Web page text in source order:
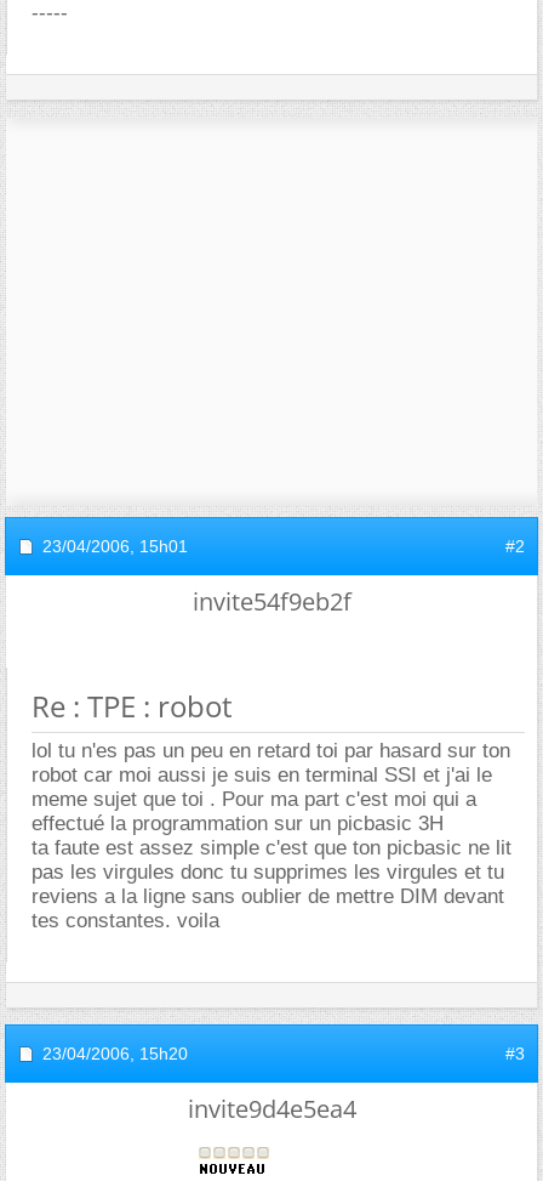
-----
23/04/2006, 15h01 #2
invite54f9eb2f
Re : TPE : robot
lol tu n'es pas un peu en retard toi par hasard sur ton
robot car moi aussi je suis en terminal SSI et j'ai le
meme sujet que toi . Pour ma part c'est moi qui a
effectué la programmation sur un picbasic 3H
ta faute est assez simple c'est que ton picbasic ne lit
pas les virgules donc tu supprimes les virgules et tu
reviens a la ligne sans oublier de mettre DIM devant
tes constantes. voila
23/04/2006, 15h20 #3
invite9d4e5ea4